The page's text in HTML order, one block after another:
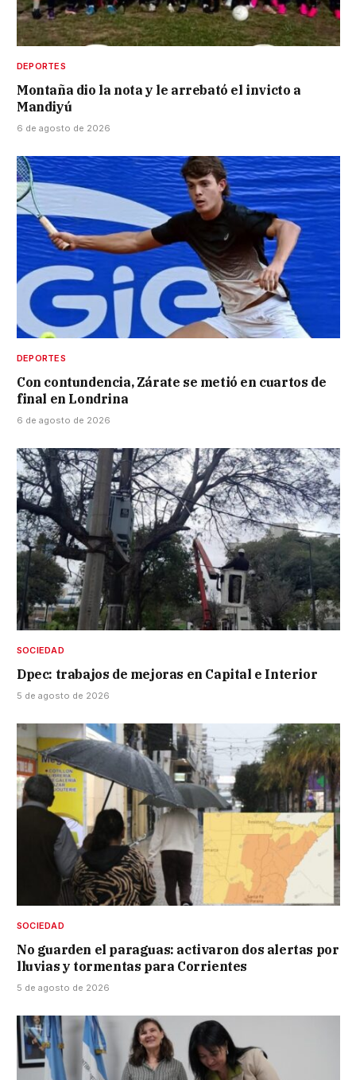
DEPORTES
Montaña dio la nota y le arrebató el invicto a
Mandiyú
6 de agosto de 2026
DEPORTES
Con contundencia, Zárate se metió en cuartos de
final en Londrina
6 de agosto de 2026
SOCIEDAD
Dpec: trabajos de mejoras en Capital e Interior
5 de agosto de 2026
SOCIEDAD
No guarden el paraguas: activaron dos alertas por
lluvias y tormentas para Corrientes
5 de agosto de 2026